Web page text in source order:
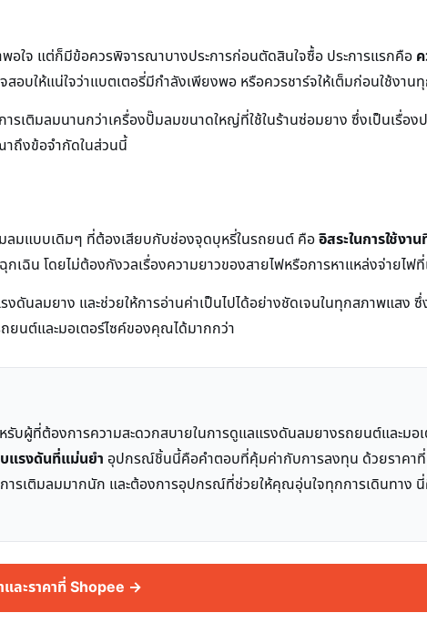
ใจ แต่ก็มีข้อควรพิจารณาบางประการก่อนตัดสินใจซื้อ ประการแรกคือ
อบให้แน่ใจว่าแบตเตอรี่มีกำลังเพียงพอ หรือควรชาร์จให้เต็มก่อนใช้งาน
ารเติมลมนานกว่าเครื่องปั๊มลมขนาดใหญ่ที่ใช้ในร้านซ่อมยาง ซึ่งเป็นเรื่
าถึงข้อจำกัดในส่วนนี้
มแบบเดิมๆ ที่ต้องเสียบกับช่องจุดบุหรี่ในรถยนต์ คืออิสระในการใช้งา
ฉิน โดยไม่ต้องกังวลเรื่องความยาวของสายไฟหรือการหาแหล่งจ่ายไฟที่
งดันลมยาง และช่วยให้การอ่านค่าเป็นไปได้อย่างชัดเจนในทุกสภาพแส
ยนต์และมอเตอร์ไซค์ของคุณได้มากกว่า
บผู้ที่ต้องการความสะดวกสบายในการดูแลแรงดันลมยางรถยนต์และมอ
แรงดันที่แม่นยำ อุปกรณ์ชิ้นนี้คือคำตอบที่คุ้มค่ากับการลงทุน ด้วยราคาที่
ารเติมลมมากนัก และต้องการอุปกรณ์ที่ช่วยให้คุณอุ่นใจทุกการเดินทาง
ละราคาที่ Shopee →